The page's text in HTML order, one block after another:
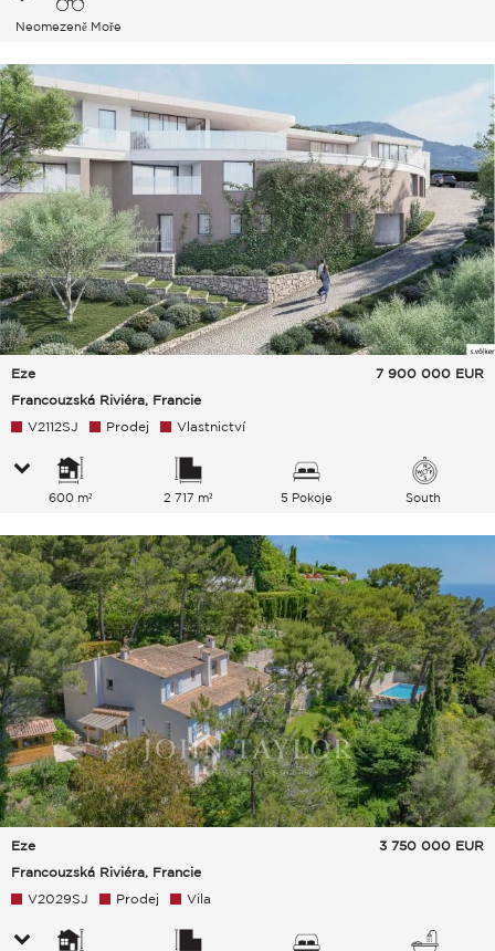
Neomezeně Moře
Eze
Francouzská Riviéra, Francie
7 900 000 EUR
V2112SJ Prodej Vlastnictví
600 m² 2 717 m² 5 Pokoje South
Eze
Francouzská Riviéra, Francie
3 750 000 EUR
V2029SJ Prodej Vila